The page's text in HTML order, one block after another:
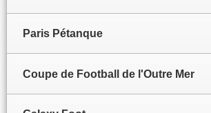
Paris Pétanque
Coupe de Football de l'Outre Mer